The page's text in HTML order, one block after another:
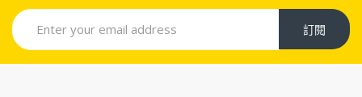
訂閱